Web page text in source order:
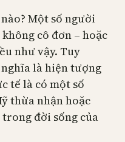
Một số người
cô đơn – hoặc
như vậy. Tuy
là hiện tượng
tế là có một số
thừa nhận hoặc
đời sống của